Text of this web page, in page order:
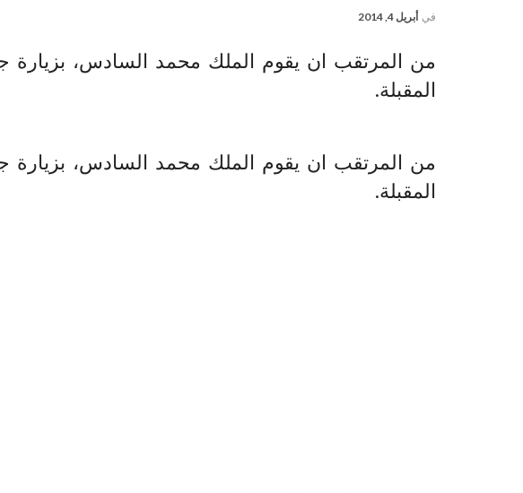
في أبريل 4, 2014
من المرتقب ان يقوم الملك محمد السادس، بزيارة
المقبلة.
من المرتقب ان يقوم الملك محمد السادس، بزيارة
المقبلة.